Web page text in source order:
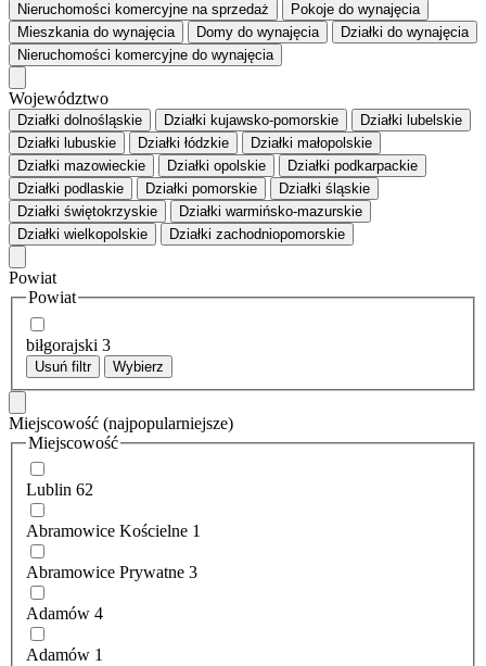
Nieruchomości komercyjne na sprzedaż Pokoje do wynajęcia
Mieszkaniado wynajęcia Domy do wynajęcia Działki do wynajęcia
Nieruchomości komercyjne do wynajęcia
Województwo
Działki dolnośląskie Działki kujawsko-pomorskie
Działki lubelskie
Działki lubuskie
Działki łódzkie
Działki małopolskie
Działki mazowieckie
Działki opolskie
Działki podkarpackie
Działki podlaskie
Działki pomorskie
Działki śląskie
Działki świętokrzyskie
Działki warmińsko-mazurskie
Działki wielkopolskie
Działki zachodniopomorskie
Powiat
Powiat
biłgorajski 3
Usuń filtr Wybierz
Miejscowość (najpopularniejsze)
Miejscowość
Lublin 62
Abramowice Kościelne 1
Abramowice Prywatne 3
Adamów 4
Adamów 1